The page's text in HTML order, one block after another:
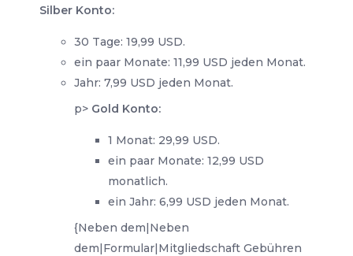
Silber Konto:
30 Tage: 19,99 USD.
ein paar Monate: 11,99 USD jeden Monat.
Jahr: 7,99 USD jeden Monat.
p> Gold Konto:
1 Monat: 29,99 USD.
ein paar Monate: 12,99 USD
monatlich.
ein Jahr: 6,99 USD jeden Monat.
{Neben dem|Neben
dem|Formular|Mitgliedschaft Gebühren